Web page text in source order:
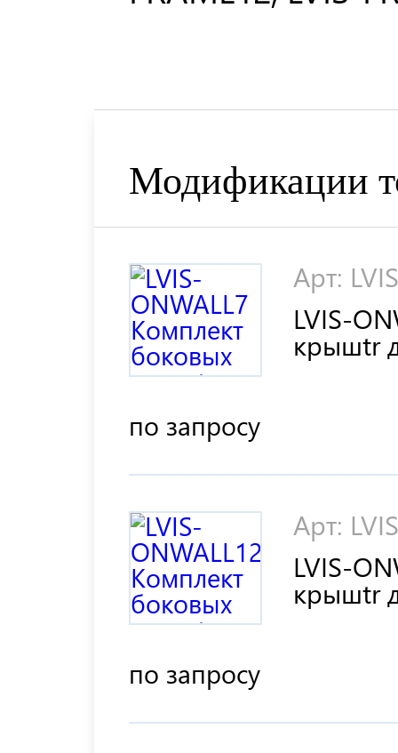
Модификации
по запросу
Арт:
LVIS-
крышtr
по запросу
Арт:
LVIS-
крышtr